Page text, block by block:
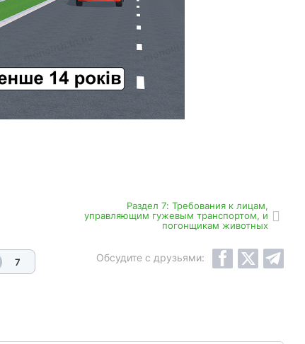
Раздел 7: Требования к лицам,
управляющим гужевым транспортом, и
погонщикам животных
7 Обсудите с друзьями: